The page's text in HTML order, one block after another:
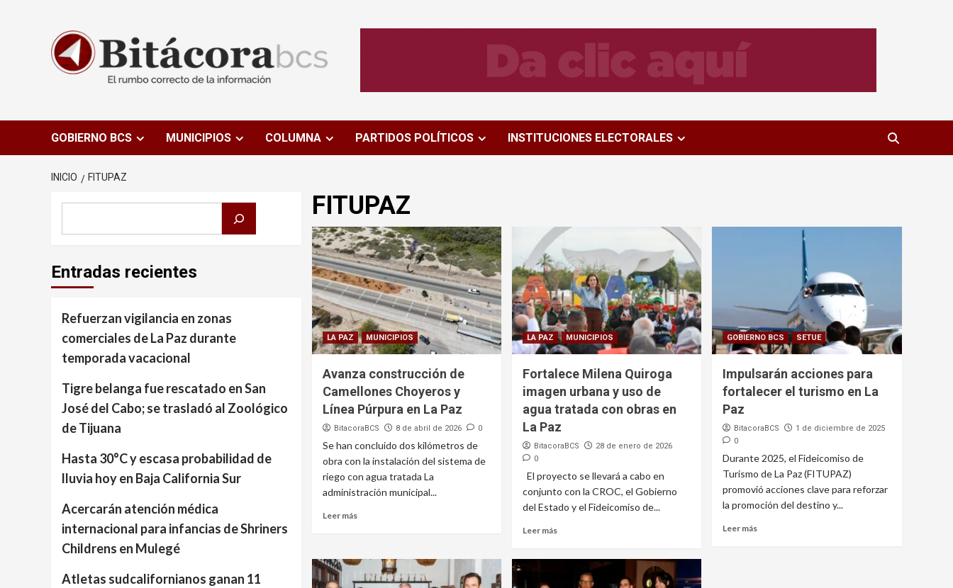
GOBIERNO BCS MUNICIPIOS COLUMNA PARTIDOS POLÍTICOS INSTITUCIONES ELECTORALES
INICIO FITUPAZ
FITUPAZ
LA PAZ MUNICIPIOS
Avanza construcción de
Camellones Choyeros y
Línea Púrpura en La Paz
BitacoraBCS 8 de abril de 2026 0
Se han concluido dos kilómetros de
obra con la instalación del sistema de
riego con agua tratada La
administración municipal...
Leer más
LA PAZ MUNICIPIOS
Fortalece Milena Quiroga
imagen urbana y uso de
agua tratada con obras en
La Paz
BitacoraBCS
28 de enero de 2026
0
El proyecto se llevará a cabo en
conjunto con la CROC, el Gobierno
del Estado y el Fideicomiso de...
Leer más
GOBIERNO BCS SETUE
Impulsarán acciones para
fortalecer el turismo en La
Paz
BitacoraBCS
1 de diciembre de 2025
0
Durante 2025, el Fideicomiso de
Turismo de La Paz (FITUPAZ)
promovió acciones clave para reforzar
la promoción del destino y...
Leer más
Entradas recientes
Refuerzan vigilancia en zonas
comerciales de La Paz durante
temporada vacacional
Tigre belanga fue rescatado en San
José del Cabo; se trasladó al Zoológico
de Tijuana
Hasta 30°C y escasa probabilidad de
lluvia hoy en Baja California Sur
Acercarán atención médica
internacional para infancias de Shriners
Childrens en Mulegé
Atletas sudcalifornianos ganan 11